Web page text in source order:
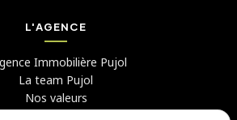
L'AGENCE
Immobilière Pujol
La team Pujol
Nos valeurs
Avis clients